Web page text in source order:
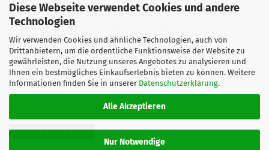
Diese Webseite verwendet Cookies und andere
Technologien
Wir verwenden Cookies und ähnliche Technologien, auch von
Drittanbietern, um die ordentliche Funktionsweise der Website zu
gewährleisten, die Nutzung unseres Angebotes zu analysieren und
Ihnen ein bestmögliches Einkaufserlebnis bieten zu können. Weitere
Informationen finden Sie in unserer Datenschutzerklärung.
Alle Akzeptieren
Nur Notwendige
Versand- & Zahlungsbedingungen, Versandkosten
Widerrufsbelehrung & Widerrufsformular
Batterieentsorgung
Elektroaltgeräteentsorgung
Cookie Einstellungen
Vertrag widerrufen